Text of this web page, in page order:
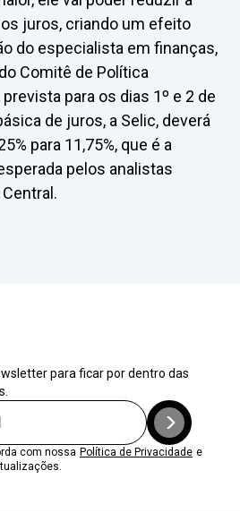
juros, criando um efeito
do especialista em finanças,
Comitê de Política
para os dias 1º e 2 de
de juros, a Selic, deverá
para 11,75%, que é a
pelos analistas
para ficar por dentro das
com nossa Política de Privacidade e